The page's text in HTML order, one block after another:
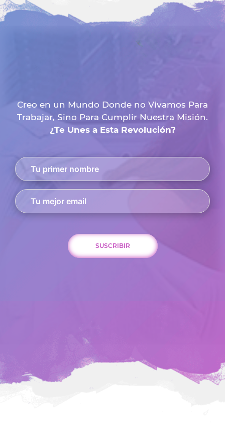
Creo en un Mundo Donde no Vivamos Para
Trabajar, Sino Para Cumplir Nuestra Misión.
¿Te Unes a Esta Revolución?
SUSCRIBIR